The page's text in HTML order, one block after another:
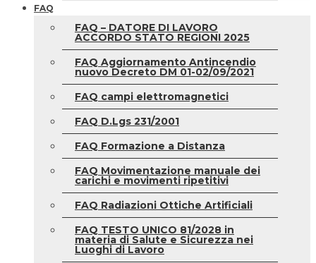
FAQ
FAQ – DATORE DI LAVORO
ACCORDO STATO REGIONI 2025
FAQ Aggiornamento Antincendio
nuovo Decreto DM 01-02/09/2021
FAQ campi elettromagnetici
FAQ D.Lgs 231/2001
FAQ Formazione a Distanza
FAQ Movimentazione manuale dei
carichi e movimenti ripetitivi
FAQ Radiazioni Ottiche Artificiali
FAQ TESTO UNICO 81/2028 in
materia di Salute e Sicurezza nei
Luoghi di Lavoro